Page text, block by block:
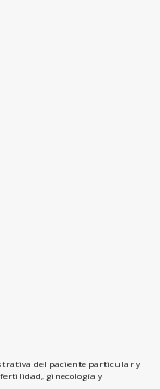
del paciente particular y
ginecología y